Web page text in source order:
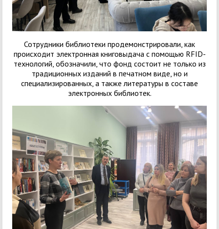
Сотрудники библиотеки продемонстрировали, как
происходит электронная книговыдача с помощью RFID-
технологий, обозначили, что фонд состоит не только из
традиционных изданий в печатном виде, но и
специализированных, а также литературы в составе
электронных библиотек.